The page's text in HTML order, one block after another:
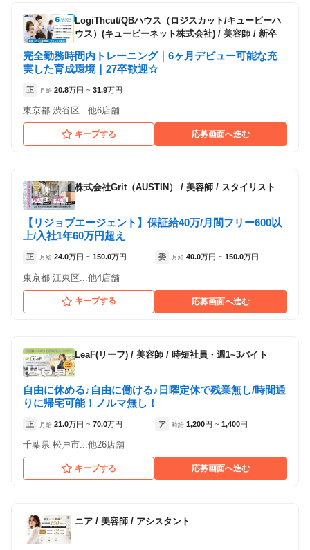
LogiThcut/QBハウス（ロジスカット/キュービーハ
ウス）(キュービーネット株式会社) / 美容師 / 新卒
完全勤務時間内トレーニング｜6ヶ月デビュー可能な充
実した育成環境｜27卒歓迎☆
正 月給 20.8万円 ~ 31.9万円
東京都 渋谷区...他6店舗
キープする 応募画面へ進む
株式会社Grit（AUSTIN） / 美容師 / スタイリスト
【リジョブエージェント】保証給40万/月間フリー600以
上/入社1年60万円超え
正 月給 24.0万円 ~ 150.0万円 委 月給 40.0万円 ~ 150.0万円
東京都 江東区...他4店舗
キープする 応募画面へ進む
LeaF(リーフ) / 美容師 / 時短社員・週1~3バイト
自由に休める♪自由に働ける♪日曜定休で残業無し/時間通
りに帰宅可能！ノルマ無し！
正 月給 21.0万円 ~ 70.0万円 ア 時給 1,200円 ~ 1,400円
千葉県 松戸市...他26店舗
キープする 応募画面へ進む
ニア / 美容師 / アシスタント